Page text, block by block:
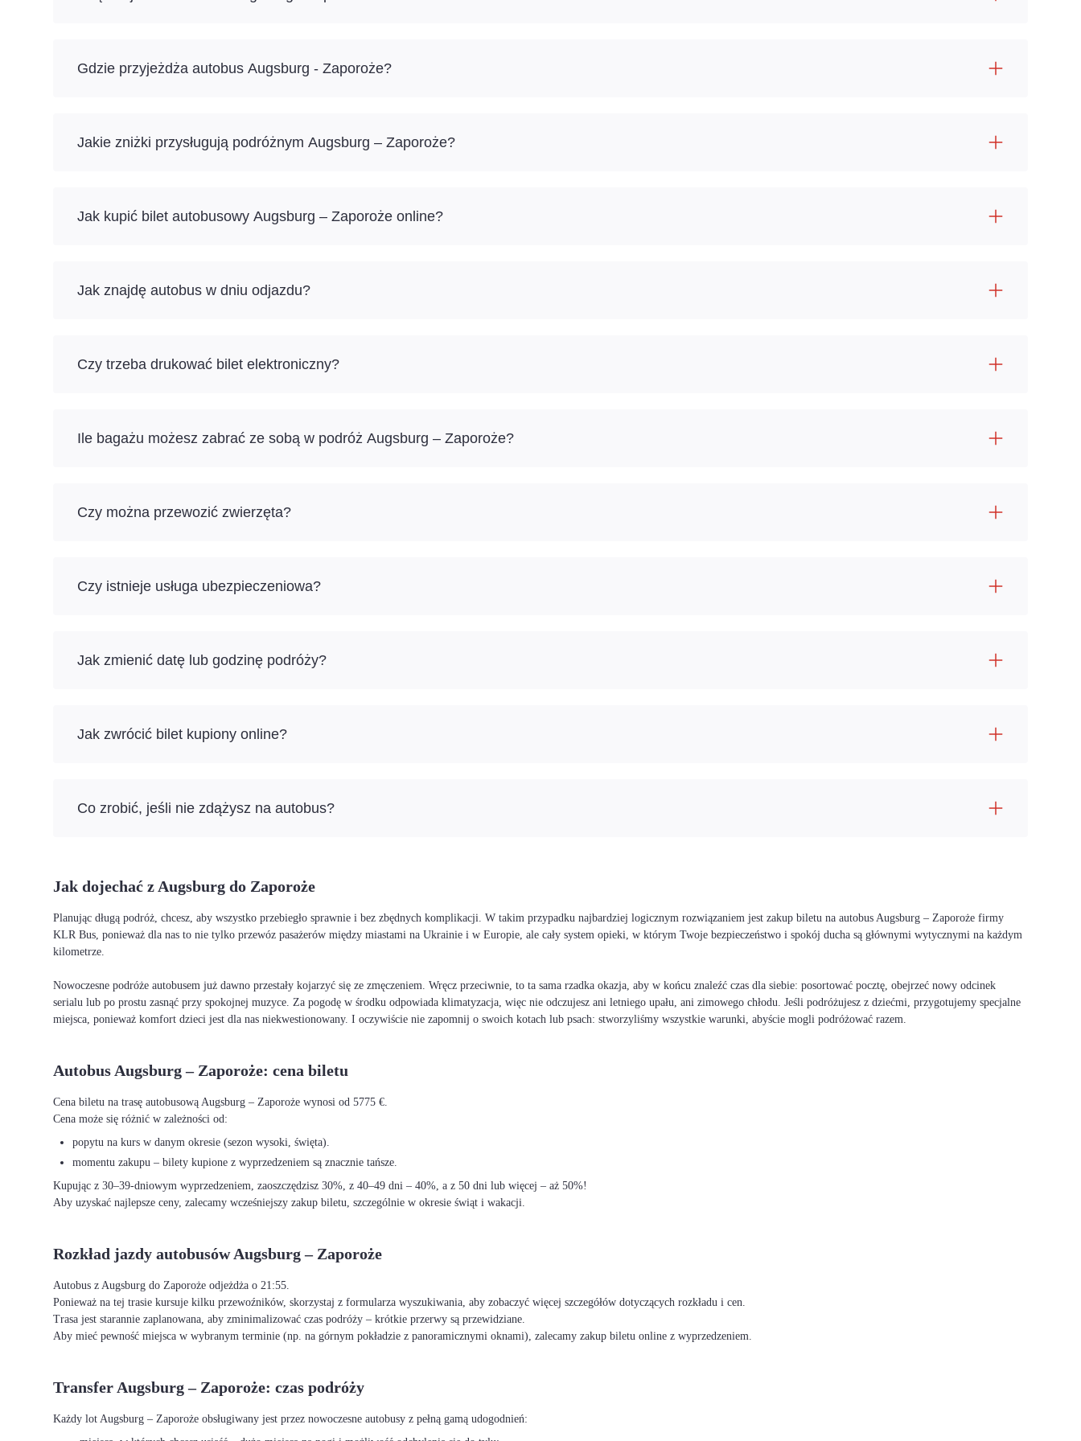
Gdzie przyjeżdża autobus Augsburg - Zaporoże?
Jakie zniżki przysługują podróżnym Augsburg – Zaporoże?
Jak kupić bilet autobusowy Augsburg – Zaporoże online?
Jak znajdę autobus w dniu odjazdu?
Czy trzeba drukować bilet elektroniczny?
Ile bagażu możesz zabrać ze sobą w podróż Augsburg – Zaporoże?
Czy można przewozić zwierzęta?
Czy istnieje usługa ubezpieczeniowa?
Jak zmienić datę lub godzinę podróży?
Jak zwrócić bilet kupiony online?
Co zrobić, jeśli nie zdążysz na autobus?
Jak dojechać z Augsburg do Zaporoże
Planując długą podróż, chcesz, aby wszystko przebiegło sprawnie i bez zbędnych komplikacji. W takim przypadku najbardziej logicznym rozwiązaniem jest zakup biletu na autobus Augsburg – Zaporoże firmy
KLR Bus, ponieważ dla nas to nie tylko przewóz pasażerów między miastami na Ukrainie i w Europie, ale cały system opieki, w którym Twoje bezpieczeństwo i spokój ducha są głównymi wytycznymi na każdym
kilometrze.
Nowoczesne podróże autobusem już dawno przestały kojarzyć się ze zmęczeniem. Wręcz przeciwnie, to ta sama rzadka okazja, aby w końcu znaleźć czas dla siebie: posortować pocztę, obejrzeć nowy odcinek
serialu lub po prostu zasnąć przy spokojnej muzyce. Za pogodę w środku odpowiada klimatyzacja, więc nie odczujesz ani letniego upału, ani zimowego chłodu. Jeśli podróżujesz z dziećmi, przygotujemy specjalne
miejsca, ponieważ komfort dzieci jest dla nas niekwestionowany. I oczywiście nie zapomnij o swoich kotach lub psach: stworzyliśmy wszystkie warunki, abyście mogli podróżować razem.
Autobus Augsburg – Zaporoże: cena biletu
Cena biletu na trasę autobusową Augsburg – Zaporoże wynosi od 5775 €.
Cena może się różnić w zależności od:
popytu na kurs w danym okresie (sezon wysoki, święta).
momentu zakupu – bilety kupione z wyprzedzeniem są znacznie tańsze.
Kupując z 30–39-dniowym wyprzedzeniem, zaoszczędzisz 30%, z 40–49 dni – 40%, a z 50 dni lub więcej – aż 50%!
Aby uzyskać najlepsze ceny, zalecamy wcześniejszy zakup biletu, szczególnie w okresie świąt i wakacji.
Rozkład jazdy autobusów Augsburg – Zaporoże
Autobus z Augsburg do Zaporoże odjeżdża o 21:55.
Ponieważ na tej trasie kursuje kilku przewoźników, skorzystaj z formularza wyszukiwania, aby zobaczyć więcej szczegółów dotyczących rozkładu i cen.
Trasa jest starannie zaplanowana, aby zminimalizować czas podróży – krótkie przerwy są przewidziane.
Aby mieć pewność miejsca w wybranym terminie (np. na górnym pokładzie z panoramicznymi oknami), zalecamy zakup biletu online z wyprzedzeniem.
Transfer Augsburg – Zaporoże: czas podróży
Każdy lot Augsburg – Zaporoże obsługiwany jest przez nowoczesne autobusy z pełną gamą udogodnień: